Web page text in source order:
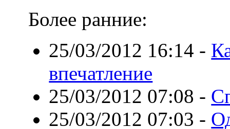
Более ранние:
25/03/2012 16:14 -
впечатление
25/03/2012 07:08 -
25/03/2012 07:03 -